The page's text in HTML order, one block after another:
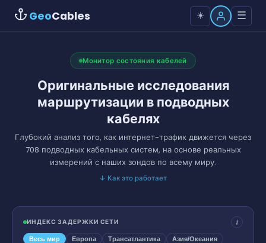
GeoCables ☀️ ☰
Монитор состояния кабелей
Оригинальные исследования
маршрутизации в подводных
кабелях
Глубокий анализ того, как интернет-трафик движется через
708 подводных кабельных систем, на основе реальных
измерений с наших зондов по всему миру.
↓ Как это работает
ИНДЕКС ЗАДЕРЖКИ СЕТИ i
Весь мир Европа Трансатлантика
Азия/Океания